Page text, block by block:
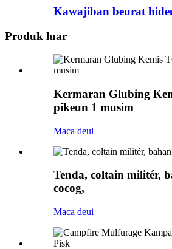
Kawajiban beurat
Produk luar
Kermaran Glubing
pikeun 1 musim
Maca deui
Tenda, coltain militér,
cocog,
Maca deui